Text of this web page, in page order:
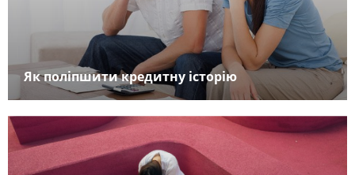
Як поліпшити кредитну історію